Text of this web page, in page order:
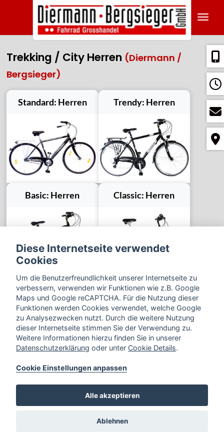
Trekking / City Herren (Diermann /
Bergsieger)
Standard: Herren Trendy: Herren
Basic: Herren Classic: Herren
Premium: Herren
Zurück
Diese Internetseite verwendet
Cookies
Um die Benutzerfreundlichkeit unserer Internetseite zu
verbessern, verwenden wir Funktionen wie z.B. Google
Maps und Google reCAPTCHA. Für die Nutzung dieser
Funktionen werden Cookies verwendet, welche Google
zu Analysezwecken nutzt. Durch die weitere Nutzung
dieser Internetseite stimmen Sie der Verwendung zu.
Weitere Informationen hierzu finden Sie in unserer
Datenschutzerklärung oder unter Cookie Details.
Cookie Einstellungen anpassen
Alle akzeptieren
Ablehnen